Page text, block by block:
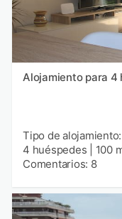
Alojamiento para 4
Tipo de
4 huéspedes
100
Comentarios: 8